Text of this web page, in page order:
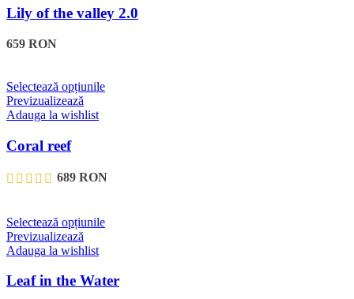
multe
variații.
în
Lily of the valley 2.0
659 RON
Selectează opțiunileAcest
Opțiunile
pot
în
Previzualizează
Adauga la wishlist
Coral reef
689 RON
Selectează opțiunileAcest
multe
Previzualizează
Adauga la wishlist
Leaf in the Water